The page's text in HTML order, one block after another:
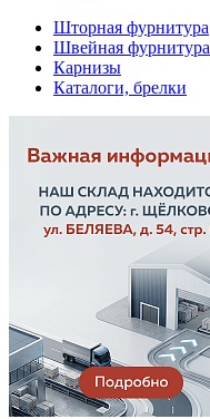
Шторная фурнитура
Швейная фурнитура
Карнизы
Каталоги, брелки